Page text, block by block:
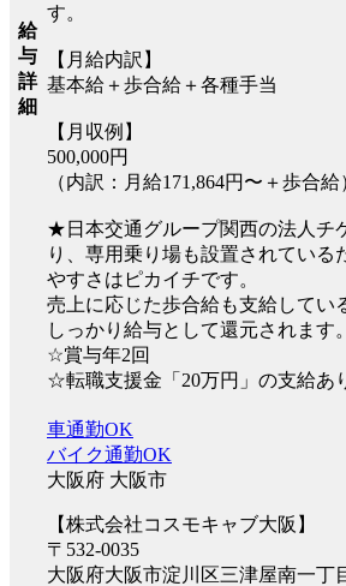
給
与
詳
細
す。
【月給内訳】
基本給＋歩合給＋各種手当
【月収例】
500,000円
（内訳：月給171,864円〜＋歩合給
★日本交通グループ関西の法人チ
り、専用乗り場も設置されている
やすさはピカイチです。
売上に応じた歩合給も支給してい
しっかり給与として還元されます。
☆賞与年2回
☆転職支援金「20万円」の支給あ
車通勤OK
バイク通勤OK
大阪府 大阪市
【株式会社コスモキャブ大阪】
〒532-0035
大阪府大阪市淀川区三津屋南一丁